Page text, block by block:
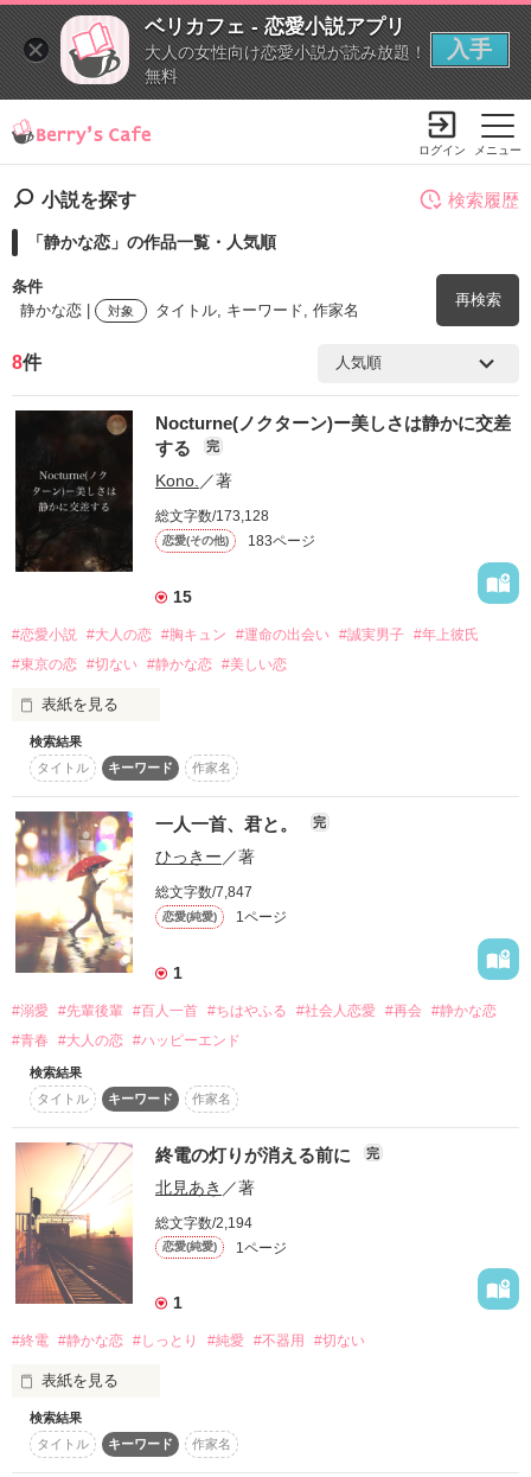
ベリカフェ - 恋愛小説アプリ
大人の女性向け恋愛小説が読み放題！
無料
入手
メニュー
ログイン
小説を探す
「静かな恋」の作品一覧・人気順
条件
静かな恋 |
対象 タイトル, キーワード, 作家名
再検索
検索ワード
を含む
詳しく検索
タイトル キーワード 作家名 表紙コメント
あらすじ
ジャンル
感想
ステータス 全て
作品の長さ 長編 中編
コンテスト
超短編！フェチから始まる溺愛コンテスト
スターツ出版小説投稿サイト合同企画「1話からの長編大
賞」ベリーズカフェ会場
その他の条件 動画あり コミックあり
検索履歴
8件
Nocturne(ノクターン)ー美しさは静かに交差
する
完
Kono. ／著
総文字数/173,128
恋愛(その他) 183ページ
15
#恋愛小説 #大人の恋 #胸キュン #運命の出会い #誠実男子 #年上彼氏
#東京の恋 #切ない #静かな恋 #美しい恋
表紙を見る
デザイナーの希と、不動産会社の御曹司・旬。
偶然のように出会った二人は、互いに惹かれていく。
言葉よりも、間。
距離よりも、空気。
恋を必要としていなかった二人の世界に、
静かな感情がゆっくりと灯りはじめる。
これは、夜のように穏やかで、
作品を読む
検索結果
タイトル
キーワード 作家名
一人一首、君と。 完
ひっきー ／著
総文字数/7,847
恋愛(純愛) 1ページ
1
#溺愛 #先輩後輩 #百人一首 #ちはやふる #社会人恋愛 #再会 #静かな恋
#青春
#大人の恋 #ハッピーエンド
検索結果
タイトル
キーワード 作家名
終電の灯りが消える前に 完
北見あき ／著
総文字数/2,194
恋愛(純愛) 1ページ
1
#終電 #静かな恋 #しっとり #純愛 #不器用 #切ない
表紙を見る
1話だけ大賞「終電で生まれる恋」参加作品になります。
よろしくお願いいたします！
検索結果
タイトル
キーワード 作家名